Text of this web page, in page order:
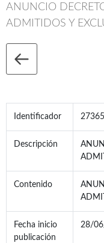
ANUNCIO
ADMITIDOS Y
Identificador
Descripción
Contenido
Fecha inicio
publicación
28/